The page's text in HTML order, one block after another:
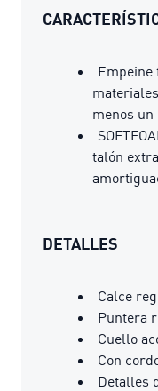
Empeine
menos
talón
DETALLES
Calce
Puntera
Cuello
Con
Detalles